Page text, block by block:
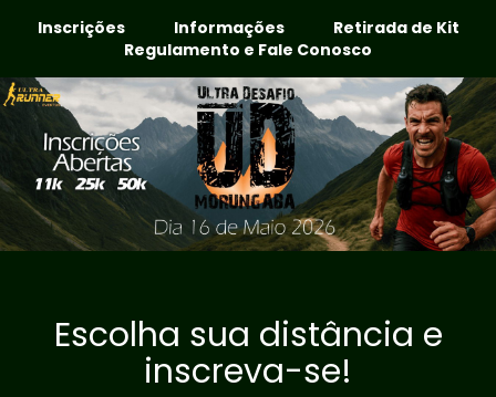
Inscrições Informações
Retirada de Kit
Regulamento e Fale Conosco
Escolha sua distância e
inscreva-se!